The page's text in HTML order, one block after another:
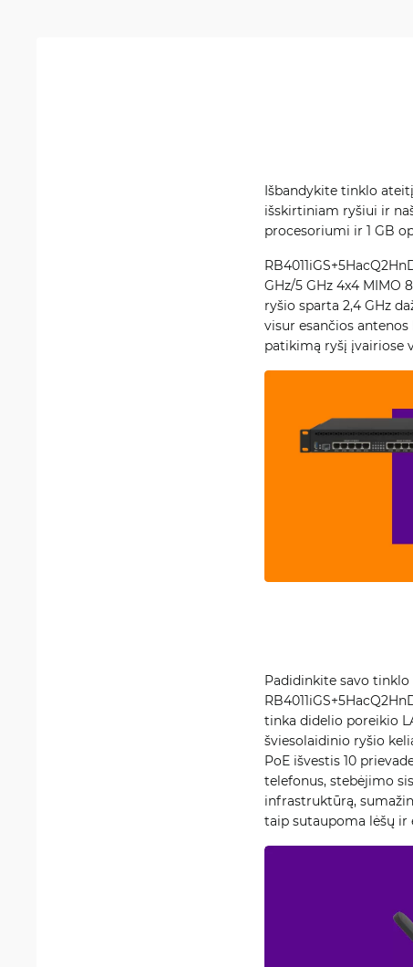
Išbandykite tinklo
išskirtiniam ryšiui ir
procesoriumi ir 1 GB
GHz/5 GHz 4x4 MIMO
ryšio sparta 2,4 GHz
visur esančios antenos
patikimą ryšį įvairiose
Padidinkite savo
tinka didelio poreikio
šviesolaidinio ryšio
PoE išvestis 10
telefonus, stebėjimo
infrastruktūrą,
taip sutaupoma lėšų ir